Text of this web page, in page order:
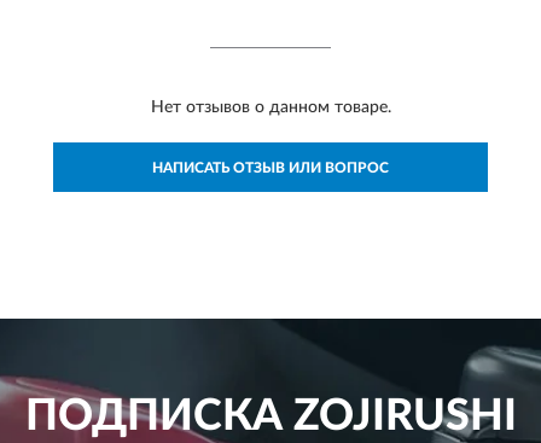
Нет отзывов о данном товаре.
НАПИСАТЬ ОТЗЫВ ИЛИ ВОПРОС
ПОДПИСКАZOJIRUSHI